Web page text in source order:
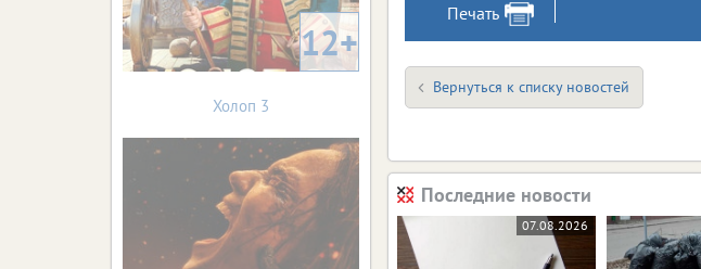
Печать
Вернуться к списку новостей
Последние новости
07.08.2026
12+
Холоп 3